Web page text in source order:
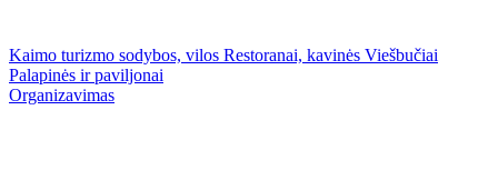
Kaimo turizmo sodybos, vilos Restoranai, kavinės Viešbučiai
Palapinės ir paviljonai
Organizavimas